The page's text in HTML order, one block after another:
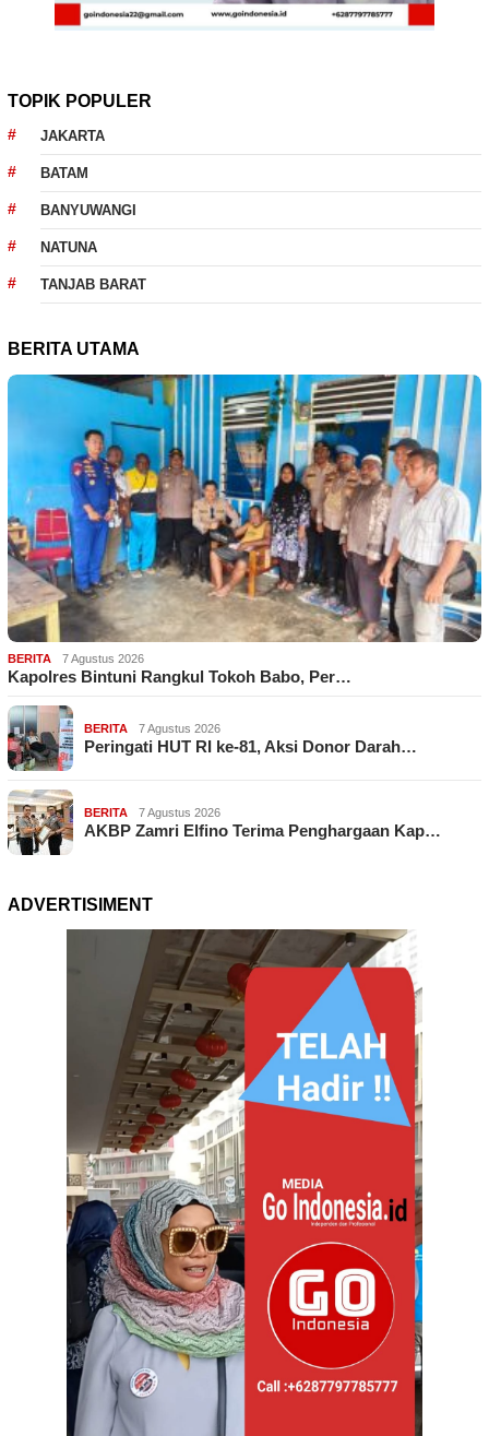
TOPIK POPULER
JAKARTA
BATAM
BANYUWANGI
NATUNA
TANJAB BARAT
BERITA UTAMA
BERITA 7 Agustus 2026
Kapolres Bintuni Rangkul Tokoh Babo, Per…
BERITA 7 Agustus 2026
Peringati HUT RI ke-81, Aksi Donor Darah…
BERITA 7 Agustus 2026
AKBP Zamri Elfino Terima Penghargaan Kap…
ADVERTISIMENT